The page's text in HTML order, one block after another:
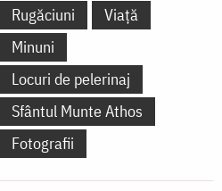
Rugăciuni
Viață
Minuni
Locuri de pelerinaj
Sfântul Munte Athos
Fotografii